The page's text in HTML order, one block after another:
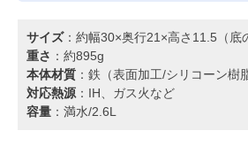
サイズ：約幅30×奥行21×高さ11.5（底
重さ ：約895g
本体材質 ：鉄（表面加工/シリコーン樹
対応熱源 ：IH、ガス火など
容量 ：満水/2.6L